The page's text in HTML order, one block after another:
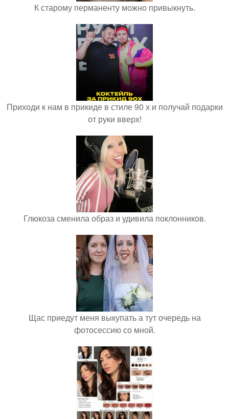
К старому перманенту можно привыкнуть.
Приходи к нам в прикиде в стиле 90 х и получай подарки
от руки вверх!
Глюкоза сменила образ и удивила поклонников.
Щас приедут меня выкупать а тут очередь на
фотосессию со мной.